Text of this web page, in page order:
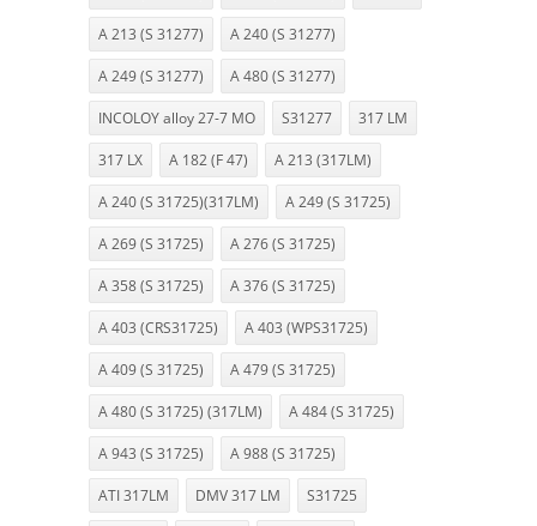
A 213 (S 31277) A 240 (S 31277)
A 249 (S 31277) A 480 (S 31277)
INCOLOY alloy 27-7 MO S31277 317 LM
317 LX A 182 (F 47) A 213 (317LM)
A 240 (S 31725)(317LM) A 249 (S 31725)
A 269 (S 31725) A 276 (S 31725)
A 358 (S 31725) A 376 (S 31725)
A 403 (CRS31725) A 403 (WPS31725)
A 409 (S 31725) A 479 (S 31725)
A 480 (S 31725) (317LM) A 484 (S 31725)
A 943 (S 31725) A 988 (S 31725)
ATI 317LM DMV 317 LM S31725